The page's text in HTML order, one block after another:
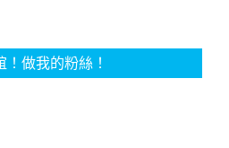
！做我的粉絲！